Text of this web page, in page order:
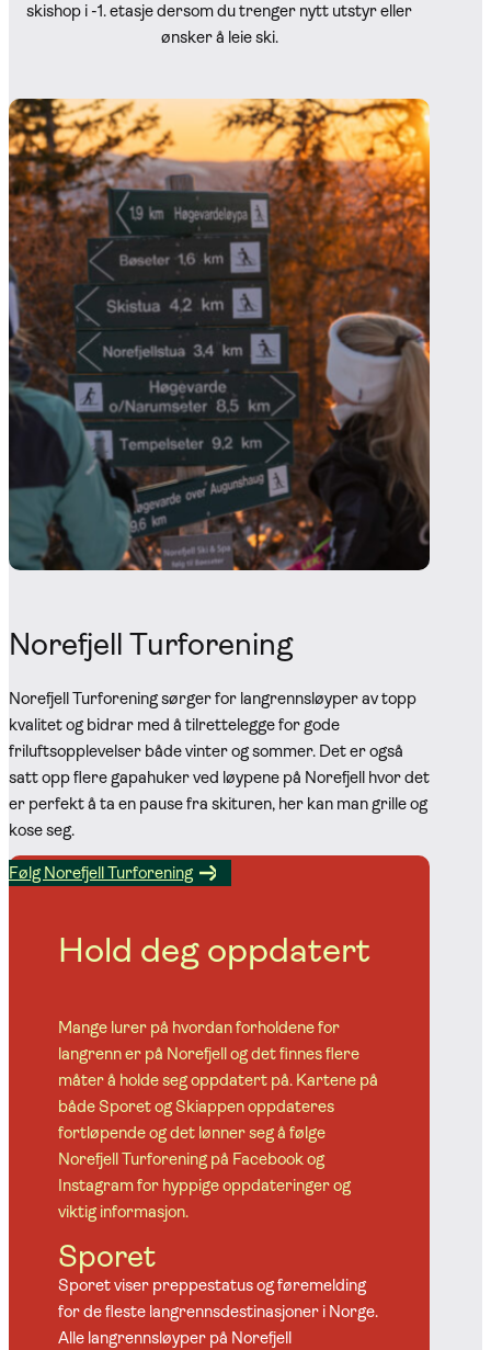
skishop i -1. etasje dersom du trenger nytt utstyr eller
ønsker å leie ski.
Norefjell Turforening
Norefjell Turforening sørger for langrennsløyper av topp
kvalitet og bidrar med å tilrettelegge for gode
friluftsopplevelser både vinter og sommer. Det er også
satt opp flere gapahuker ved løypene på Norefjell hvor det
er perfekt å ta en pause fra skituren, her kan man grille og
kose seg.
Følg Norefjell Turforening
Hold deg oppdatert
Mange lurer på hvordan forholdene for
langrenn er på Norefjell og det finnes flere
måter å holde seg oppdatert på. Kartene på
både Sporet og Skiappen oppdateres
fortløpende og det lønner seg å følge
Norefjell Turforening på Facebook og
Instagram for hyppige oppdateringer og
viktig informasjon.
Sporet
Sporet viser preppestatus og føremelding
for de fleste langrennsdestinasjoner i Norge.
Alle langrennsløyper på Norefjell